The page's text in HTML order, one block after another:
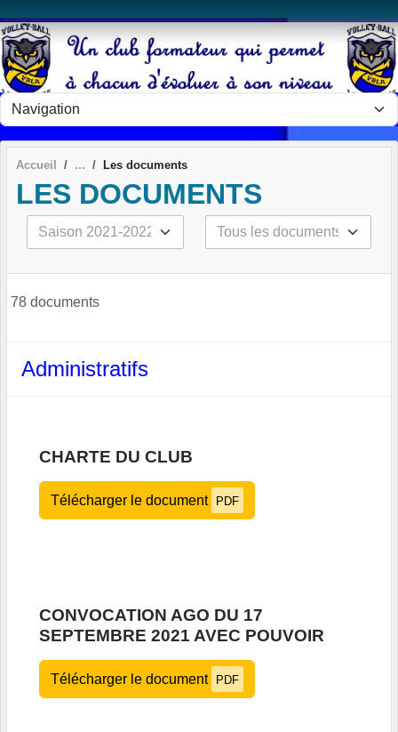
Accueil Les documents
LES DOCUMENTS
78 documents
Administratifs
CHARTE DU CLUB
Télécharger le document PDF
CONVOCATION AGO DU 17
SEPTEMBRE 2021 AVEC POUVOIR
Télécharger le document PDF